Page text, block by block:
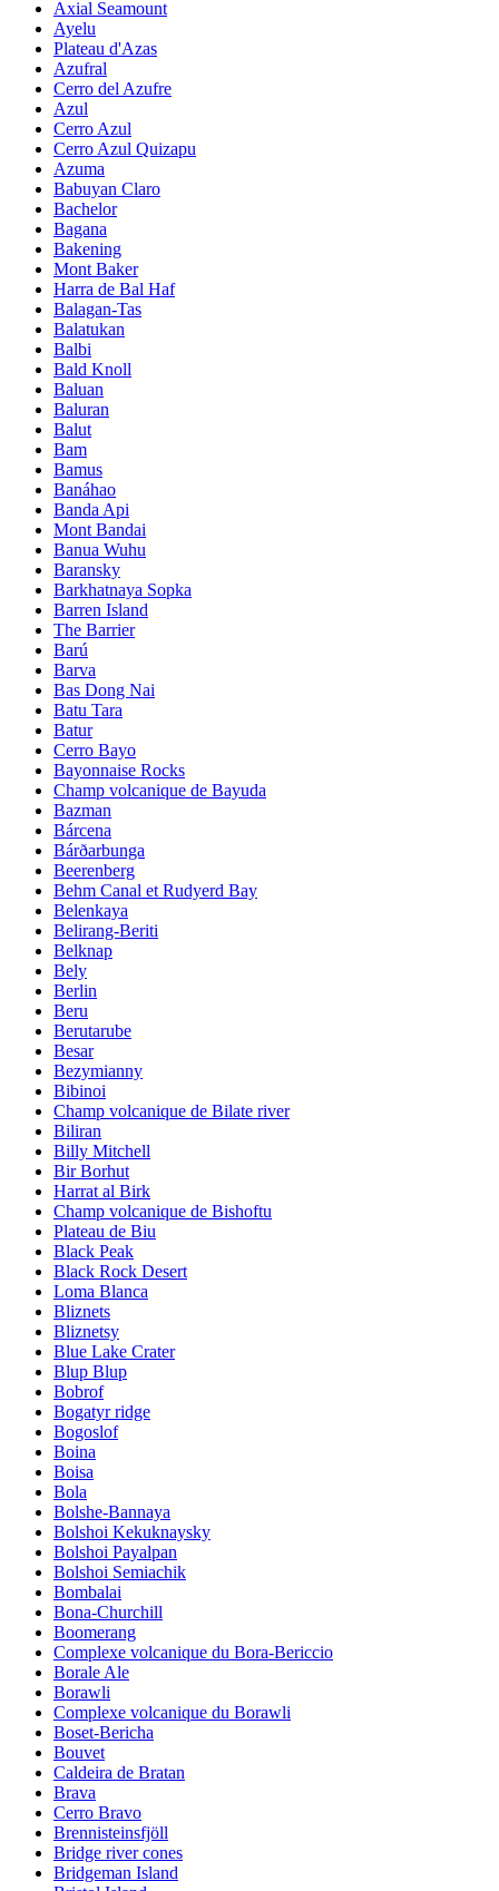
Axial Seamount
Ayelu
Plateau d'Azas
Azufral
Cerro del Azufre
Azul
Cerro Azul
Cerro Azul Quizapu
Azuma
Babuyan Claro
Bachelor
Bagana
Bakening
Mont Baker
Harra de Bal Haf
Balagan-Tas
Balatukan
Balbi
Bald Knoll
Baluan
Baluran
Balut
Bam
Bamus
Banáhao
Banda Api
Mont Bandai
Banua Wuhu
Baransky
Barkhatnaya Sopka
Barren Island
The Barrier
Barú
Barva
Bas Dong Nai
Batu Tara
Batur
Cerro Bayo
Bayonnaise Rocks
Champ volcanique de Bayuda
Bazman
Bárcena
Bárðarbunga
Beerenberg
Behm Canal et Rudyerd Bay
Belenkaya
Belirang-Beriti
Belknap
Bely
Berlin
Beru
Berutarube
Besar
Bezymianny
Bibinoi
Champ volcanique de Bilate river
Biliran
Billy Mitchell
Bir Borhut
Harrat al Birk
Champ volcanique de Bishoftu
Plateau de Biu
Black Peak
Black Rock Desert
Loma Blanca
Bliznets
Bliznetsy
Blue Lake Crater
Blup Blup
Bobrof
Bogatyr ridge
Bogoslof
Boina
Boisa
Bola
Bolshe-Bannaya
Bolshoi Kekuknaysky
Bolshoi Payalpan
Bolshoi Semiachik
Bombalai
Bona-Churchill
Boomerang
Complexe volcanique du Bora-Bericcio
Borale Ale
Borawli
Complexe volcanique du Borawli
Boset-Bericha
Bouvet
Caldeira de Bratan
Brava
Cerro Bravo
Brennisteinsfjöll
Bridge river cones
Bridgeman Island